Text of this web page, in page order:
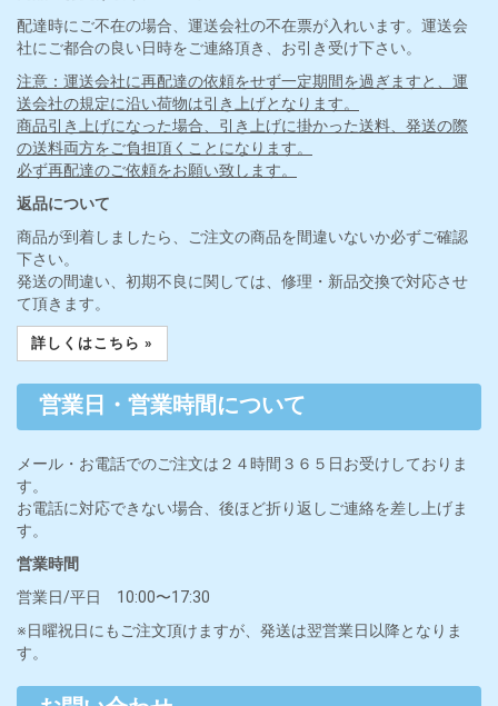
配達時にご不在の場合、運送会社の不在票が入れいます。運送会
社にご都合の良い日時をご連絡頂き、お引き受け下さい。
注意：運送会社に再配達の依頼をせず一定期間を過ぎますと、運
送会社の規定に沿い荷物は引き上げとなります。
商品引き上げになった場合、引き上げに掛かった送料、発送の際
の送料両方をご負担頂くことになります。
必ず再配達のご依頼をお願い致します。
返品について
商品が到着しましたら、ご注文の商品を間違いないか必ずご確認
下さい。
発送の間違い、初期不良に関しては、修理・新品交換で対応させ
て頂きます。
詳しくはこちら »
営業日・営業時間について
メール・お電話でのご注文は２４時間３６５日お受けしておりま
す。
お電話に対応できない場合、後ほど折り返しご連絡を差し上げま
す。
営業時間
営業日/平日 10:00〜17:30
※日曜祝日にもご注文頂けますが、発送は翌営業日以降となりま
す。